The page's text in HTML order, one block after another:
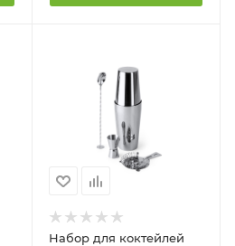
Набор для коктейлей